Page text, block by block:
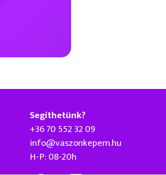
Segíthetünk?
+36 70 552 32 09
info@vaszonkepem.hu
H-P: 08-20h